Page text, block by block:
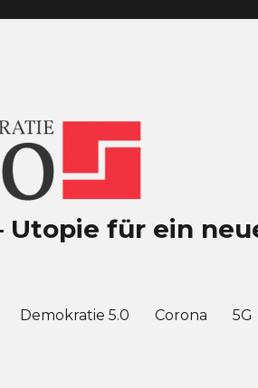
Utopie für ein
Demokratie 5.0 Corona 5G